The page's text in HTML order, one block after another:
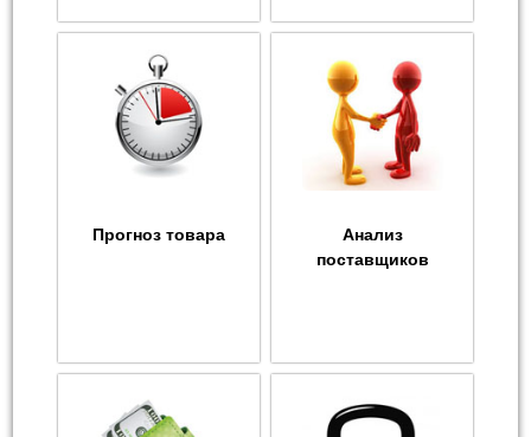
Прогноз товара
Анализ
поставщиков